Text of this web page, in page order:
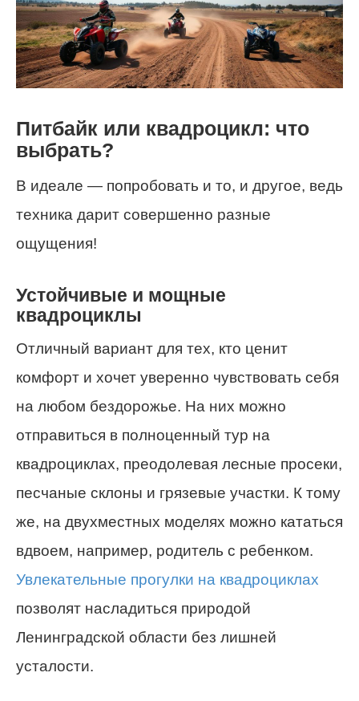
Питбайк или квадроцикл: что
выбрать?
В идеале — попробовать и то, и другое, ведь
техника дарит совершенно разные
ощущения!
Устойчивые и мощные
квадроциклы
Отличный вариант для тех, кто ценит
комфорт и хочет уверенно чувствовать себя
на любом бездорожье. На них можно
отправиться в полноценный тур на
квадроциклах, преодолевая лесные просеки,
песчаные склоны и грязевые участки. К тому
же, на двухместных моделях можно кататься
вдвоем, например, родитель с ребенком.
Увлекательные прогулки на квадроциклах
позволят насладиться природой
Ленинградской области без лишней
усталости.